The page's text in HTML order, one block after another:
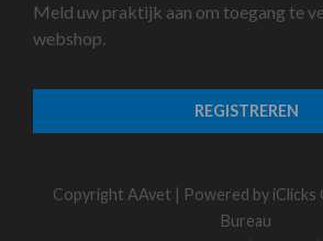
Meld uw praktijk aan om toegang te
webshop.
REGISTREREN
Copyright AAvet | Powered by iClicks
Bureau